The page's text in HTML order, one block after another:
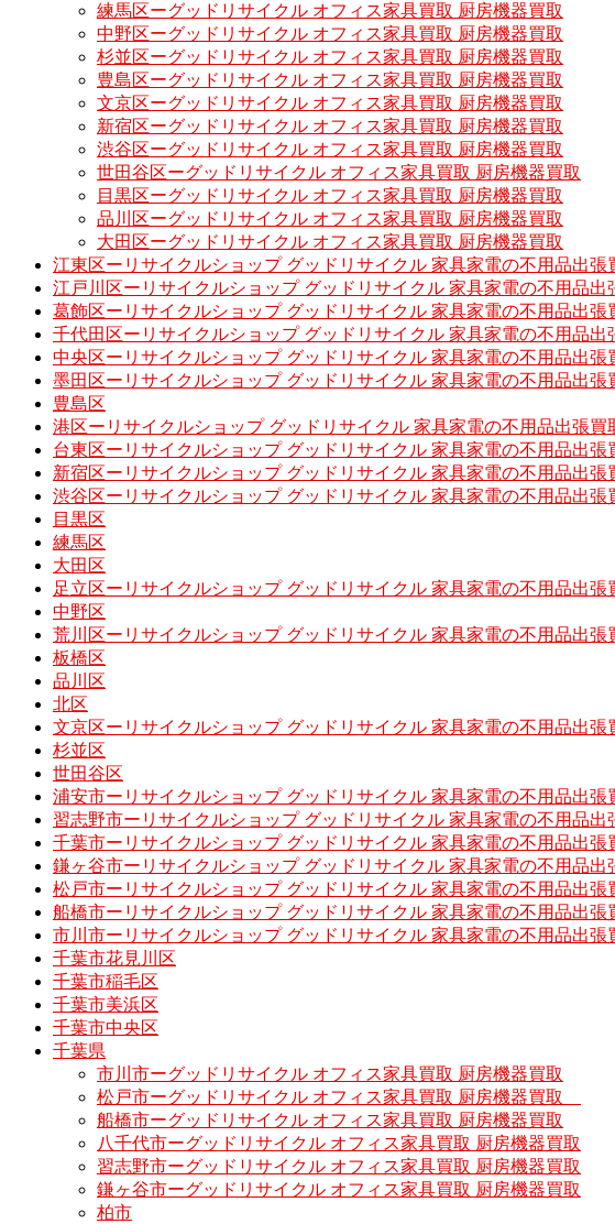
練馬区ーグッドリサイクル オフィス家具買取 厨房機器買取
中野区ーグッドリサイクル オフィス家具買取 厨房機器買取
杉並区ーグッドリサイクル オフィス家具買取 厨房機器買取
豊島区ーグッドリサイクル オフィス家具買取 厨房機器買取
文京区ーグッドリサイクル オフィス家具買取 厨房機器買取
新宿区ーグッドリサイクル オフィス家具買取 厨房機器買取
渋谷区ーグッドリサイクル オフィス家具買取 厨房機器買取
世田谷区ーグッドリサイクル オフィス家具買取 厨房機器買取
目黒区ーグッドリサイクル オフィス家具買取 厨房機器買取
品川区ーグッドリサイクル オフィス家具買取 厨房機器買取
大田区ーグッドリサイクル オフィス家具買取 厨房機器買取
江東区ーリサイクルショップ グッドリサイクル 家具家電の不用品出張
江戸川区ーリサイクルショップ グッドリサイクル 家具家電の不用品出
葛飾区ーリサイクルショップ グッドリサイクル 家具家電の不用品出張
千代田区ーリサイクルショップ グッドリサイクル 家具家電の不用品出
中央区ーリサイクルショップ グッドリサイクル 家具家電の不用品出張
墨田区ーリサイクルショップ グッドリサイクル 家具家電の不用品出張
豊島区
港区ーリサイクルショップ グッドリサイクル 家具家電の不用品出張買
台東区ーリサイクルショップ グッドリサイクル 家具家電の不用品出張
新宿区ーリサイクルショップ グッドリサイクル 家具家電の不用品出張
渋谷区ーリサイクルショップ グッドリサイクル 家具家電の不用品出張
目黒区
練馬区
大田区
足立区ーリサイクルショップ グッドリサイクル 家具家電の不用品出張
中野区
荒川区ーリサイクルショップ グッドリサイクル 家具家電の不用品出張
板橋区
品川区
北区
文京区ーリサイクルショップ グッドリサイクル 家具家電の不用品出張
杉並区
世田谷区
浦安市ーリサイクルショップ グッドリサイクル 家具家電の不用品出張
習志野市ーリサイクルショップ グッドリサイクル 家具家電の不用品出
千葉市ーリサイクルショップ グッドリサイクル 家具家電の不用品出張
鎌ヶ谷市ーリサイクルショップ グッドリサイクル 家具家電の不用品出
松戸市ーリサイクルショップ グッドリサイクル 家具家電の不用品出張
船橋市ーリサイクルショップ グッドリサイクル 家具家電の不用品出張
市川市ーリサイクルショップ グッドリサイクル 家具家電の不用品出張
千葉市花見川区
千葉市稲毛区
千葉市美浜区
千葉市中央区
千葉県
市川市ーグッドリサイクル オフィス家具買取 厨房機器買取
松戸市ーグッドリサイクル オフィス家具買取 厨房機器買取
船橋市ーグッドリサイクル オフィス家具買取 厨房機器買取
八千代市ーグッドリサイクル オフィス家具買取 厨房機器買取
習志野市ーグッドリサイクル オフィス家具買取 厨房機器買取
鎌ヶ谷市ーグッドリサイクル オフィス家具買取 厨房機器買取
柏市